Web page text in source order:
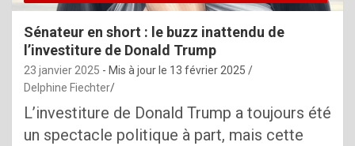
Sénateur en short : le buzz inattendu de
l’investiture de Donald Trump
23 janvier 2025 - Mis à jour le 13 février 2025
Delphine Fiechter
L’investiture de Donald Trump a toujours été
un spectacle politique à part, mais cette